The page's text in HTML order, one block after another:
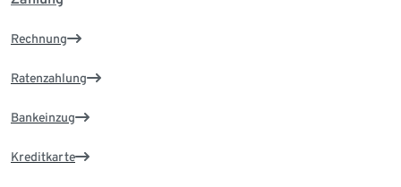
Rechnung
Ratenzahlung
Bankeinzug
Kreditkarte